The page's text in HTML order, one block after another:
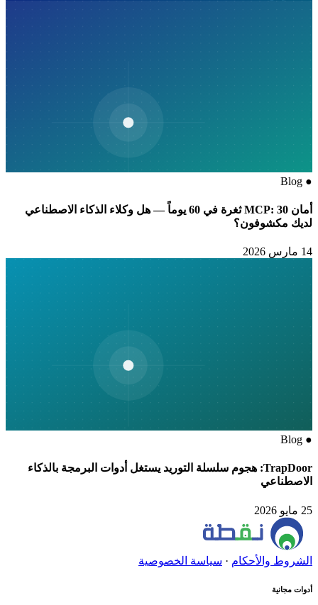
●
Blog
أمان MCP: 30 ثغرة في 60 يوماً — هل وكلاء الذكاء الاصطناعي
لديك مكشوفون؟
14 مارس 2026
●
Blog
TrapDoor: هجوم سلسلة التوريد يستغل أدوات البرمجة بالذكاء
الاصطناعي
25 مايو 2026
الشروط والأحكام· سياسة الخصوصية
أدوات مجانية